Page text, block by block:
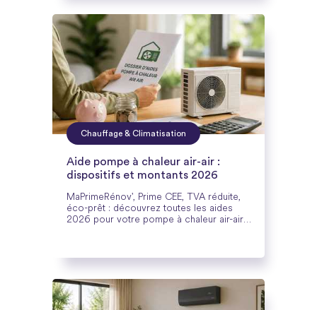
Chauffage & Climatisation
Aide pompe à chaleur air-air :
dispositifs et montants 2026
MaPrimeRénov', Prime CEE, TVA réduite,
éco-prêt : découvrez toutes les aides
2026 pour votre pompe à chaleur air-air,